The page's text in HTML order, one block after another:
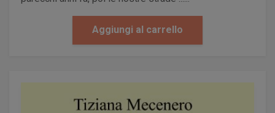
Aggiungi al carrello